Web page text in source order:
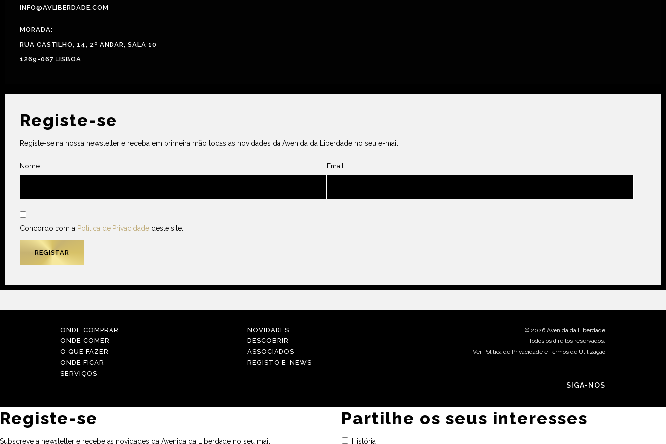
INFO@AVLIBERDADE.COM
MORADA:
RUA CASTILHO, 14, 2º ANDAR, SALA 10
1269-067 LISBOA
Registe-se
Registe-se na nossa newsletter e receba em primeira mão todas as novidades da Avenida da Liberdade no seu e-mail.
Nome Email
Concordo com a Política de Privacidade deste site.
ONDE COMPRAR
ONDE COMER
O QUE FAZER
ONDE FICAR
SERVIÇOS
NOVIDADES
DESCOBRIR
ASSOCIADOS
REGISTO E-NEWS
© 2026 Avenida da Liberdade
Todos os direitos reservados.
Ver Política de Privacidade e Termos de Utilização
SIGA-NOS
Registe-se
Subscreve a newsletter e recebe as novidades da Avenida da Liberdade no seu mail.
Partilhe os seus interesses
História